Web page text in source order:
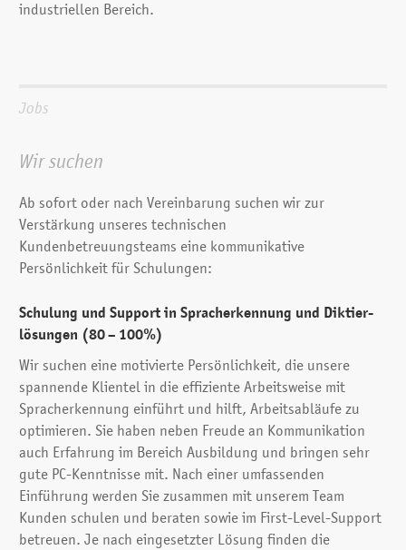
industriellen Bereich.
Jobs
Wir suchen
Ab sofort oder nach Vereinbarung suchen wir zur
Verstärkung unseres technischen
Kundenbetreuungsteams eine kommunikative
Persönlichkeit für Schulungen:
Schulung und Support in Sprach­erkennung und Diktier­
lösungen (80 – 100%)
Wir suchen eine motivierte Persönlichkeit, die unsere
spannende Klientel in die effiziente Arbeitsweise mit
Sprach­erkennung einführt und hilft, Arbeitsabläufe zu
optimieren. Sie haben neben Freude an Kommunikation
auch Er­fahrung im Bereich Ausbildung und bringen sehr
gute PC-Kenntnisse mit. Nach einer umfassenden
Einführung werden Sie zusammen mit unserem Team
Kunden schulen und beraten sowie im First-Level-Support
betreuen. Je nach eingesetzter Lösung finden die